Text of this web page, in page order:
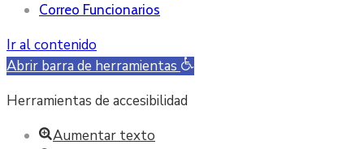
Correo Funcionarios
Ir al contenido
Abrir barra de herramientas
Herramientas de accesibilidad
Aumentar texto